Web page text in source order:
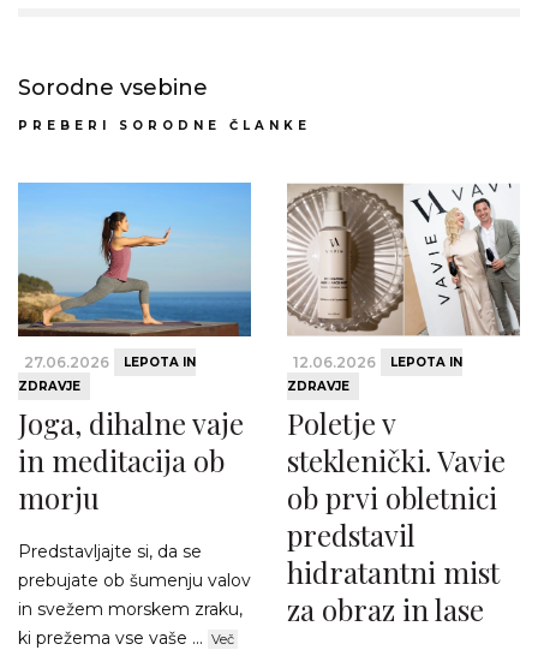
Sorodne vsebine
PREBERI SORODNE ČLANKE
27.06.2026
LEPOTA IN
ZDRAVJE
Joga, dihalne vaje
in meditacija ob
morju
Predstavljajte si, da se
prebujate ob šumenju valov
in svežem morskem zraku,
ki prežema vse vaše ... Več
12.06.2026
LEPOTA IN
ZDRAVJE
Poletje v
steklenički. Vavie
ob prvi obletnici
predstavil
hidratantni mist
za obraz in lase